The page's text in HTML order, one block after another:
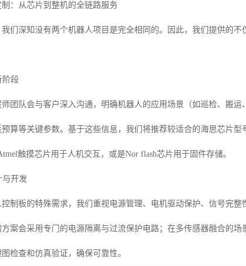
：从芯片到整机的全链路服务
们深知没有两个机器人项目是完全相同的。因此，我们提供的
阶段
团队会与客户深入沟通，明确机器人的应用场景（如巡检、搬
算等关键参数。基于这些信息，我们将推荐较适合的海思芯片型
触摸芯片用于人机交互，或是Nor flash芯片用于固件存储。
与开发
制板的特殊需求，我们重视电源管理、电机驱动保护、信号完
案会采用专门的电源隔离与过流保护电路；在多传感器融合的
检查和仿真验证，确保可靠性。